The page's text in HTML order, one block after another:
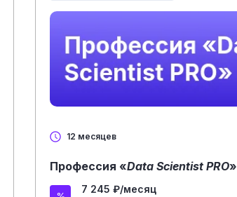
12 месяцев
Профессия «Data Scientist PRO»
7 245 ₽/месяц